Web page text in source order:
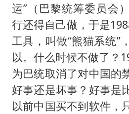
运”（巴黎统筹委员会
行还得自己做，于是
工具，叫做“熊猫系统”
以。什么时候不做了？
为巴统取消了对中国的
好事还是坏事？好事是
以前中国买不到软件，